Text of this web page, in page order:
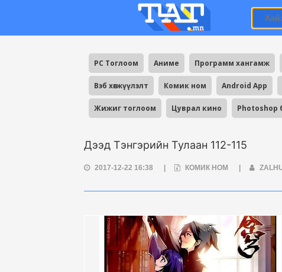
PC Тоглоом Аниме Программ хангамж
Вэб хөгжүүлэлт Комик ном Android App
Жижиг тоглоом Цуврал кино Photoshop
Дээд Тэнгэрийн Тулаан 112-115
2017-12-22 16:38 КОМИК НОМ